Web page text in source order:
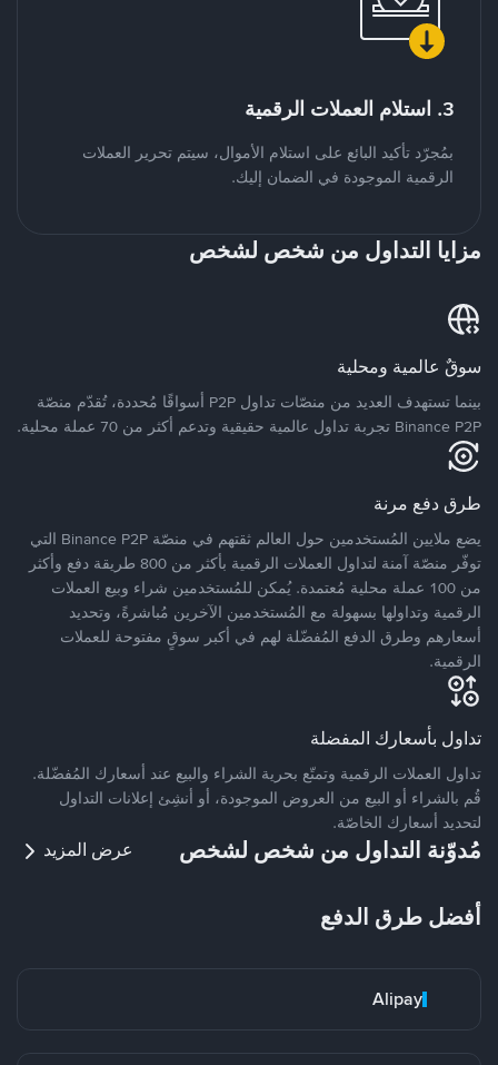
3. استلام العملات الرقمية
بمُجرّد تأكيد البائع على استلام الأموال، سيتم تحرير العملات
الرقمية الموجودة في الضمان إليك.
مزايا التداول من شخص لشخص
سوقٌ عالمية ومحلية
بينما تستهدف العديد من منصّات تداول P2P أسواقًا مُحددة، تُقدّم منصّة
Binance P2P تجربة تداول عالمية حقيقية وتدعم أكثر من 70 عملة محلية.
طرق دفع مرنة
يضع ملايين المُستخدمين حول العالم ثقتهم في منصّة Binance P2P التي
توفّر منصّة آمنة لتداول العملات الرقمية بأكثر من 800 طريقة دفع وأكثر
من 100 عملة محلية مُعتمدة. يُمكن للمُستخدمين شراء وبيع العملات
الرقمية وتداولها بسهولة مع المُستخدمين الآخرين مُباشرةً، وتحديد
أسعارهم وطرق الدفع المُفضّلة لهم في أكبر سوقٍ مفتوحة للعملات
الرقمية.
تداول بأسعارك المفضلة
تداول العملات الرقمية وتمتّع بحرية الشراء والبيع عند أسعارك المُفضّلة.
قُم بالشراء أو البيع من العروض الموجودة، أو أنشِئ إعلانات التداول
لتحديد أسعارك الخاصّة.
مُدوّنة التداول من شخص لشخص عرض المزيد
أفضل طرق الدفع
Alipay